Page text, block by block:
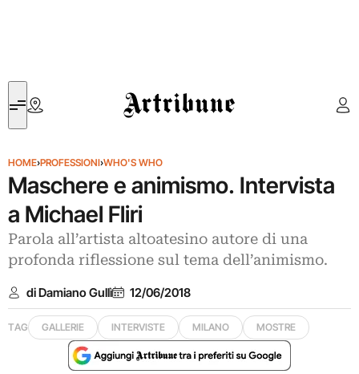
Artribune
HOME›PROFESSIONI›WHO'S WHO
Maschere e animismo. Intervista
a Michael Fliri
Parola all’artista altoatesino autore di una
profonda riflessione sul tema dell’animismo.
di Damiano Gullì 12/06/2018
TAG GALLERIE INTERVISTE MILANO MOSTRE